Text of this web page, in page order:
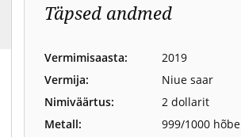
Täpsed andmed
Vermimisaasta:
2019
Vermija:
Niue saar
Nimiväärtus:
2 dollarit
Metall:
999/1000 hõbe